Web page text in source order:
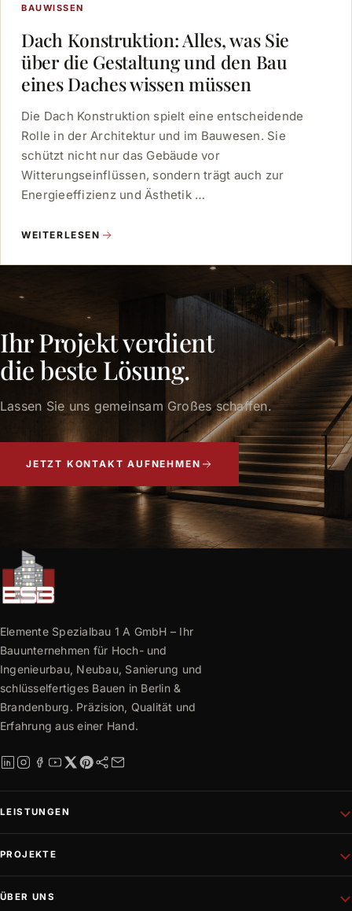
BAUWISSEN
Dach Konstruktion: Alles, was Sie
über die Gestaltung und den Bau
eines Daches wissen müssen
Die Dach Konstruktion spielt eine entscheidende
Rolle in der Architektur und im Bauwesen. Sie
schützt nicht nur das Gebäude vor
Witterungseinflüssen, sondern trägt auch zur
Energieeffizienz und Ästhetik …
WEITERLESEN
Ihr Projekt verdient
die beste Lösung.
Lassen Sie uns gemeinsam Großes schaffen.
JETZT KONTAKT AUFNEHMEN
Elemente Spezialbau 1 A GmbH – Ihr
Bauunternehmen für Hoch- und
Ingenieurbau, Neubau, Sanierung und
schlüsselfertiges Bauen in Berlin &
Brandenburg. Präzision, Qualität und
Erfahrung aus einer Hand.
LEISTUNGEN
PROJEKTE
ÜBER UNS